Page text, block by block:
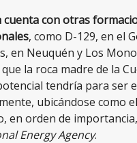
con otras
, como D-129, en el
en Neuquén y Los
la roca madre de la
tendría para ser
ubicándose como
en orden de
Energy Agency.